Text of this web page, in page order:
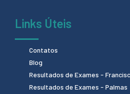
Links Úteis
Contatos
Blog
Resultados de Exames -
Resultados de Exames - Palmas